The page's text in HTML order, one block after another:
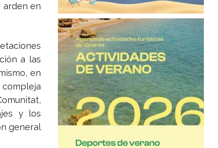
arden en
a las
en
y los
general